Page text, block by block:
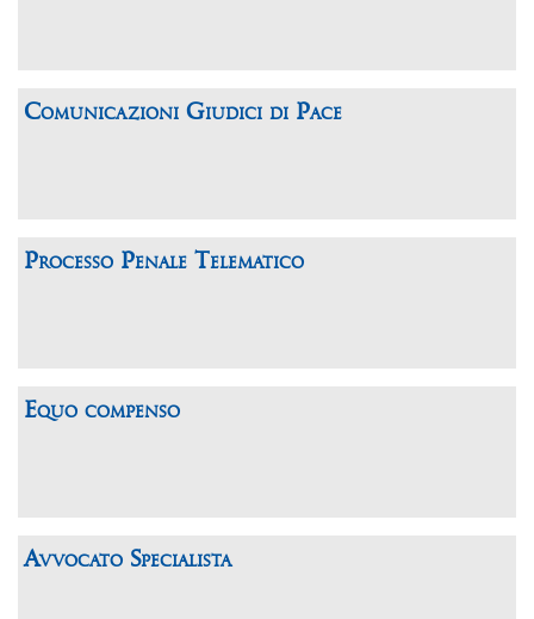
Comunicazioni Giudici di Pace
Processo Penale Telematico
Equo compenso
Avvocato Specialista